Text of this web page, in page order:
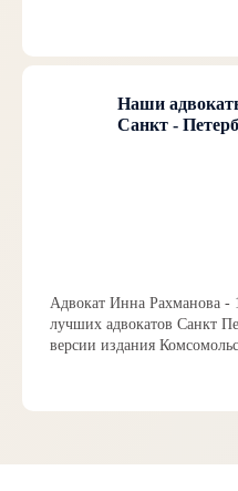
Наши
Санкт -
Адвокат Инна Рахманова -
лучших адвокатов Санкт
версии издания